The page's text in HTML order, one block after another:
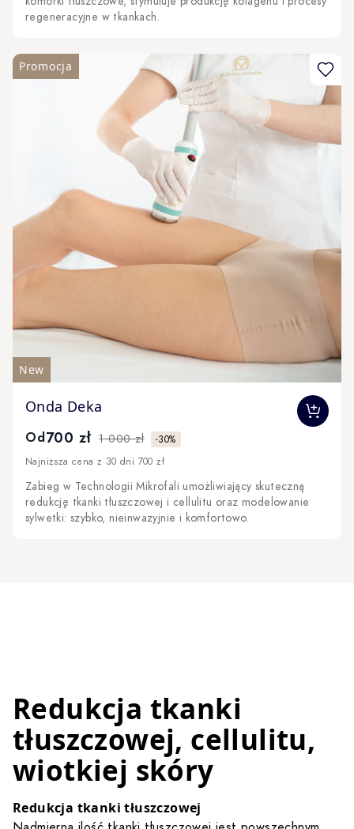
regeneracyjne w tkankach.
New
Promocja
Onda Deka
The price depends on the options chosen on the
Od700 zł 1 000 zł
-30%
Najniższa cena z 30 dni 700 zł
Zabieg w Technologii Mikrofali umożliwiający skuteczną
redukcję tkanki tłuszczowej i cellulitu oraz modelowanie
sylwetki: szybko, nieinwazyjnie i komfortowo.
Redukcja tkanki
tłuszczowej, cellulitu,
wiotkiej skóry
Redukcja tkanki tłuszczowej